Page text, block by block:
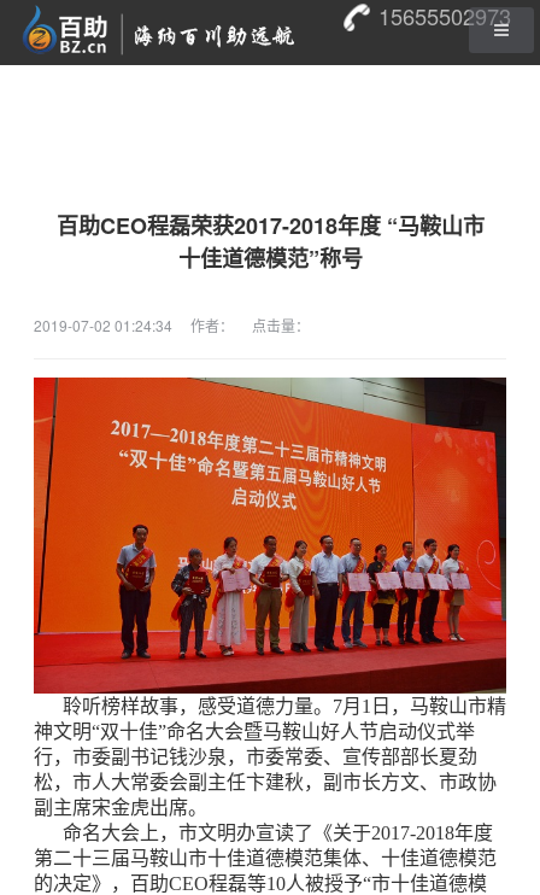
15655502973
百助CEO程磊荣获2017-2018年度 “马鞍山市
十佳道德模范”称号
2019-07-02 01:24:34 作者： 点击量：
聆听榜样故事，感受道德力量。7月1日，马鞍山市精
神文明“双十佳”命名大会暨马鞍山好人节启动仪式举
行，市委副书记钱沙泉，市委常委、宣传部部长夏劲
松，市人大常委会副主任卞建秋，副市长方文、市政协
副主席宋金虎出席。
命名大会上，市文明办宣读了《关于2017-2018年度
第二十三届马鞍山市十佳道德模范集体、十佳道德模范
的决定》，百助CEO程磊等10人被授予“市十佳道德模